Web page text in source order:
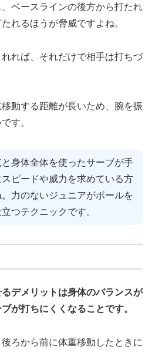
ベースラインの後方から打たれ
れるほうが脅威ですよね。
れば、それだけで相手は打ちづ
動する距離が長いため、腕を振
す。
身体全体を使ったサーブが手
ピードや威力を求めている方
力のないジュニアがボールを
つテクニックです。
デメリットは身体のバランスが
が打ちにくくなることです。
ろから前に体重移動したときに